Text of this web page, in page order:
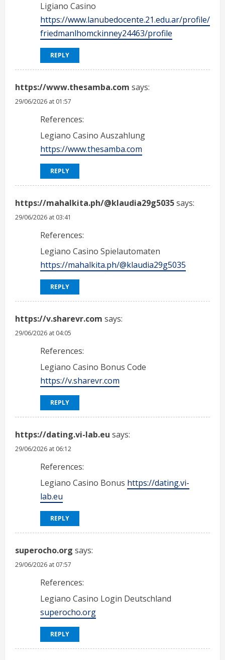
Ligiano Casino
https://www.lanubedocente.21.edu.ar/profile/
friedmanlhomckinney24463/profile
REPLY
https://www.thesamba.com says:
29/06/2026 at 01:57
References:
Legiano Casino Auszahlung
https://www.thesamba.com
REPLY
https://mahalkita.ph/@klaudia29g5035says:
29/06/2026 at 03:41
References:
Legiano Casino Spielautomaten
https://mahalkita.ph/@klaudia29g5035
REPLY
https://v.sharevr.com says:
29/06/2026 at 04:05
References:
Legiano Casino Bonus Code
https://v.sharevr.com
REPLY
https://dating.vi-lab.eu says:
29/06/2026 at 06:12
References:
Legiano Casino Bonus https://dating.vi-
lab.eu
REPLY
superocho.org says:
29/06/2026 at 07:57
References:
Legiano Casino Login Deutschland
superocho.org
REPLY